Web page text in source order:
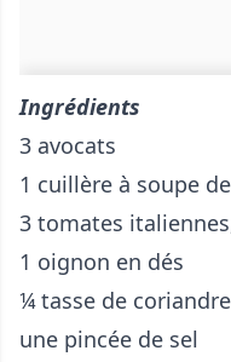
Ingrédients
3 avocats
1 cuillère à soupe
3 tomates
1 oignon en dés
¼ tasse de
une pincée de sel